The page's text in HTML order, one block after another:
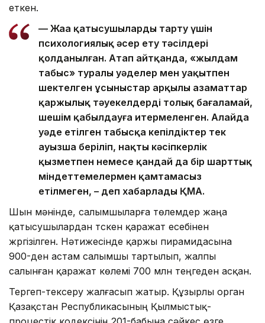
еткен.
— Жаңа қатысушыларды тарту үшін
психологиялық әсер ету тәсілдері
қолданылған. Атап айтқанда, «жылдам
табыс» туралы уәделер мен уақытпен
шектелген ұсыныстар арқылы азаматтар
қаржылық тәуекелдерді толық бағаламай,
шешім қабылдауға итермеленген. Алайда
уәде етілген табысқа кепілдіктер тек
ауызша беріліп, нақты кәсіпкерлік
қызметпен немесе қандай да бір шарттық
міндеттемелермен қамтамасыз
етілмеген, – деп хабарлады ҚМА.
Шын мәнінде, салымшыларға төлемдер жаңа
қатысушылардан түскен қаражат есебінен
жүргізілген. Нәтижесінде қаржы пирамидасына
900-ден астам салымшы тартылып, жалпы
салынған қаражат көлемі 700 млн теңгеден асқан.
Тергеп-тексеру жалғасып жатыр. Құзырлы орган
Қазақстан Республикасының Қылмыстық-